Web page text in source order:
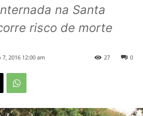
na Santa
risco de morte
7, 2016 12:00 am 0
27